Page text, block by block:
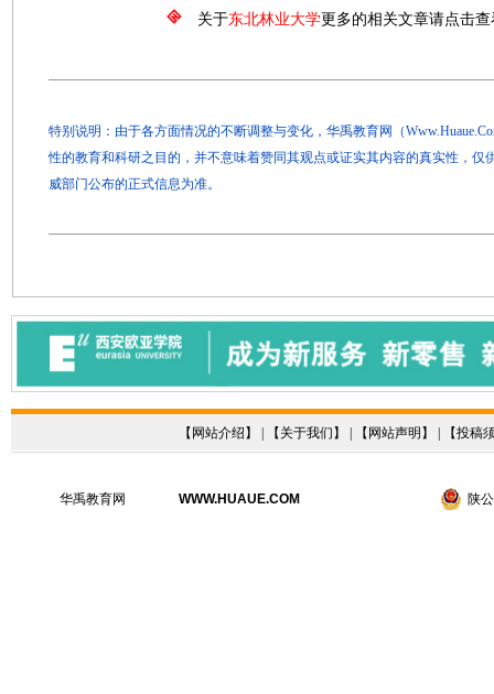
关于东北林业大学更多的相关文章请点击查
特别说明：由于各方面情况的不断调整与变化，华禹教育网（
性的教育和科研之目的，并不意味着赞同其观点或证实其内容的真实性，仅
威部门公布的正式信息为准。
【 网站介绍 】 | 【 关于我们 】 | 【 网站声明 】 | 【投稿
华禹教育网 WWW.HUAUE.COM 陕